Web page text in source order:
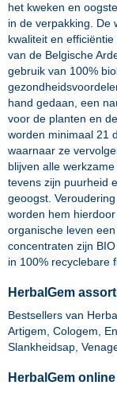
het kweken en
in de verpakking. De
kwaliteit en
van de Belgische
gebruik van 100%
hand gedaan, een
voor de planten en
worden minimaal 21
waarnaar ze
blijven alle
tevens zijn puurheid
geoogst.
worden hem
organische leven
concentraten zijn
in 100% recyclebare
HerbalGem
Bestsellers van
Artigem, Cologem,
Slankheidsap,
HerbalGem